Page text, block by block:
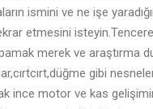
ismini ve ne işe
etmesini
merek ve araştırma
gibi
ince motor ve kas